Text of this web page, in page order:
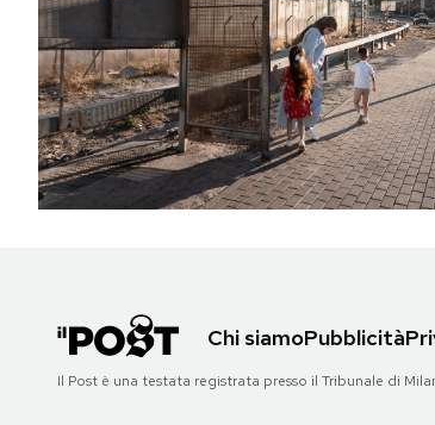
Chi siamoPubblicità
Il Post è una testata registrata presso il Tribunale di